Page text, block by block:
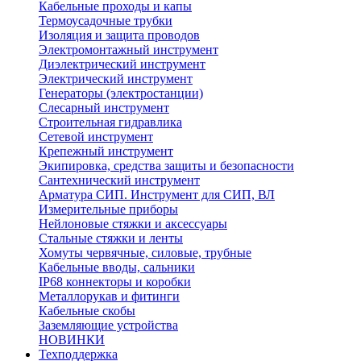
Кабельные проходы и капы
Термоусадочные трубки
Изоляция и защита проводов
Электромонтажный инструмент
Диэлектрический инструмент
Электрический инструмент
Генераторы (электростанции)
Слесарный инструмент
Строительная гидравлика
Сетевой инструмент
Крепежный инструмент
Экипировка, средства защиты и безопасности
Сантехнический инструмент
Арматура СИП. Инструмент для СИП, ВЛ
Измерительные приборы
Нейлоновые стяжки и аксессуары
Стальные стяжки и ленты
Хомуты червячные, силовые, трубные
Кабельные вводы, сальники
IP68 коннекторы и коробки
Металлорукав и фитинги
Кабельные скобы
Заземляющие устройства
НОВИНКИ
Техподдержка